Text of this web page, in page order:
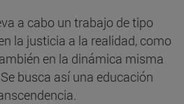
a cabo un trabajo de tipo
la justicia a la realidad, como
en la dinámica misma
busca así una educación